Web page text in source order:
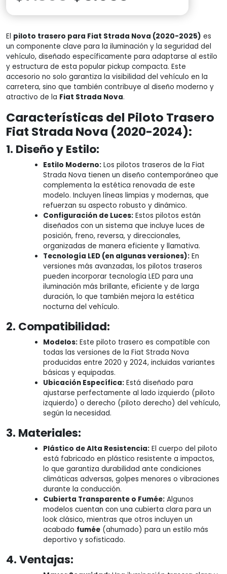
precio
original
era:
$7.395.
precio
actual
es:
$5.950.
El piloto trasero para Fiat Strada Nova (2020-2025) es
un componente clave para la iluminación y la seguridad del
vehículo, diseñado específicamente para adaptarse al estilo
y estructura de esta popular pickup compacta. Este
accesorio no solo garantiza la visibilidad del vehículo en la
carretera, sino que también contribuye al diseño moderno y
atractivo de la Fiat Strada Nova.
Características del Piloto Trasero
Fiat Strada Nova (2020-2024):
1. Diseño y Estilo:
Estilo Moderno:Los pilotos traseros de la Fiat
Strada Nova tienen un diseño contemporáneo que
complementa la estética renovada de este
modelo. Incluyen líneas limpias y modernas, que
refuerzan su aspecto robusto y dinámico.
Configuración de Luces:Estos pilotos están
diseñados con un sistema que incluye luces de
posición, freno, reversa, y direccionales,
organizadas de manera eficiente y llamativa.
Tecnología LED (en algunas versiones):En
versiones más avanzadas, los pilotos traseros
pueden incorporar tecnología LED para una
iluminación más brillante, eficiente y de larga
duración, lo que también mejora la estética
nocturna del vehículo.
2. Compatibilidad:
Modelos:Este piloto trasero es compatible con
todas las versiones de la Fiat Strada Nova
producidas entre 2020 y 2024, incluidas variantes
básicas y equipadas.
Ubicación Específica:Está diseñado para
ajustarse perfectamente al lado izquierdo (piloto
izquierdo) o derecho (piloto derecho) del vehículo,
según la necesidad.
3. Materiales:
Plástico de Alta Resistencia:El cuerpo del piloto
está fabricado en plástico resistente a impactos,
lo que garantiza durabilidad ante condiciones
climáticas adversas, golpes menores o vibraciones
durante la conducción.
Cubierta Transparente o Fumée:Algunos
modelos cuentan con una cubierta clara para un
look clásico, mientras que otros incluyen un
acabado fumée(ahumado) para un estilo más
deportivo y sofisticado.
4. Ventajas: